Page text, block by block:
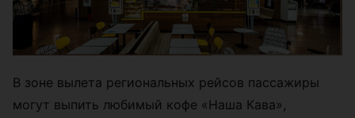
В зоне вылета региональных рейсов пассажиры
могут выпить любимый кофе «Наша Кава»,